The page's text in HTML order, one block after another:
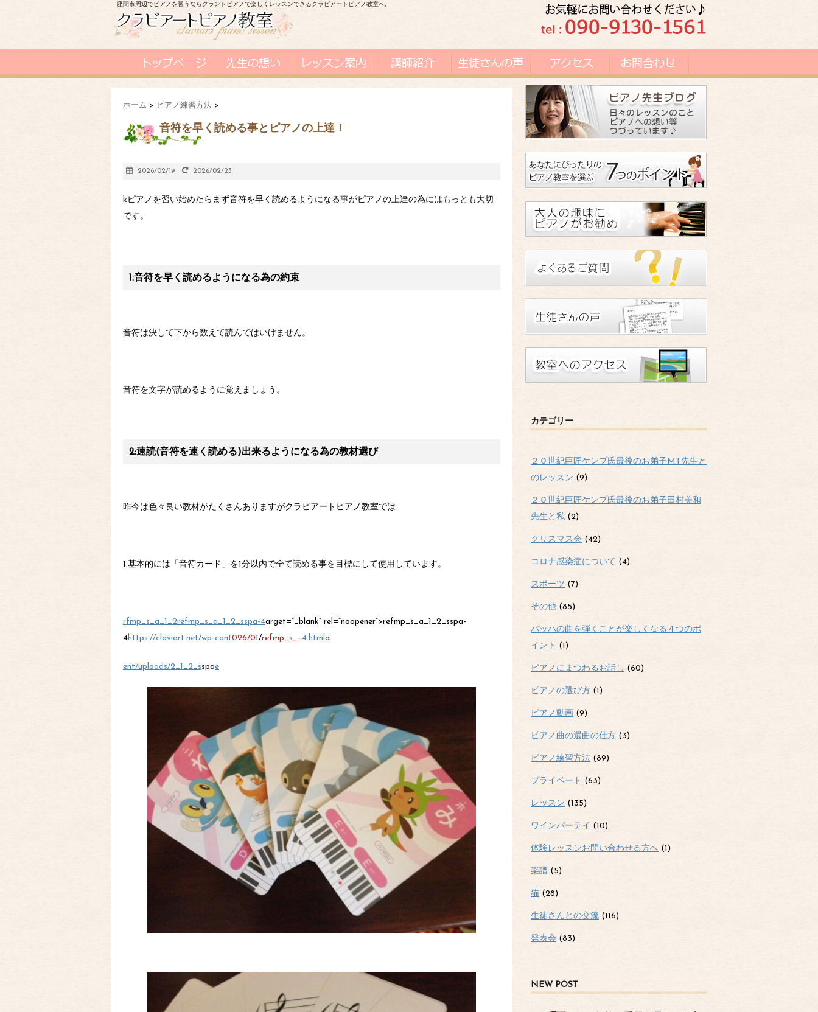
座間市周辺でピアノを習うならグランドピアノで楽しくレッスンできるクラビアートピアノ教室へ。
ホーム > ピアノ練習方法 >
音符を早く読める事とピアノの上達！
2026/02/19 2026/02/23
kピアノを習い始めたらまず音符を早く読めるようになる事がピアノの上達の為にはもっとも大切
です。
1:音符を早く読めるようになる為の約束
音符は決して下から数えて読んではいけません。
音符を文字が読めるように覚えましょう。
2:速読(音符を速く読める)出来るようになる為の教材選び
昨今は色々良い教材がたくさんありますがクラビアートピアノ教室では
1:基本的には「音符カード」を1分以内で全て読める事を目標にして使用しています。
rfmp_s_a_1_2refmp_s_a_1_2_sspa-4arget=”_blank” rel=”noopener”>refmp_s_a_1_2_sspa-
4https://claviart.net/wp-cont026/01/refmp_s_– 4.htmla
ent/uploads/2_1_2_sspae
カテゴリー
２０世紀巨匠ケンプ氏最後のお弟子MT先生と
のレッスン (9)
２０世紀巨匠ケンプ氏最後のお弟子田村美和
先生と私 (2)
クリスマス会 (42)
コロナ感染症について (4)
スポーツ (7)
その他 (85)
バッハの曲を弾くことが楽しくなる４つのポ
イント (1)
ピアノにまつわるお話し (60)
ピアノの選び方 (1)
ピアノ動画 (9)
ピアノ曲の選曲の仕方 (3)
ピアノ練習方法 (89)
プライベート (63)
レッスン (135)
ワインパーテイ (10)
体験レッスンお問い合わせる方へ (1)
楽譜 (5)
猫 (28)
生徒さんとの交流 (116)
発表会 (83)
NEW POST